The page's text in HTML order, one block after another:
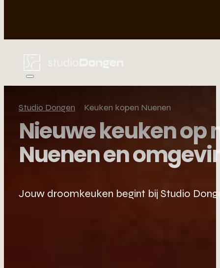
Studio Dongen Keuken kopen Nuenen
Nieuwe keuken op
Nuenen en
Jouw droomkeuken begint bij Studio